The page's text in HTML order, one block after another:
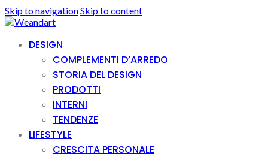
Skip to navigationSkip to content
DESIGN
COMPLEMENTI D’ARREDO
STORIA DEL DESIGN
PRODOTTI
INTERNI
TENDENZE
LIFESTYLE
CRESCITA PERSONALE